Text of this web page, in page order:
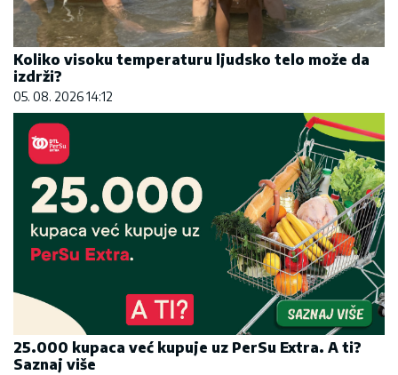
Koliko visoku temperaturu ljudsko telo može da
izdrži?
05. 08. 2026 14:12
25.000 kupaca već kupuje uz PerSu Extra. A ti?
Saznaj više